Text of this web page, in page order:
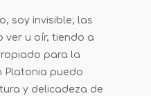
soy invisible; las
ver u oír, tiendo a
para la
Platonia puedo
y delicadeza de